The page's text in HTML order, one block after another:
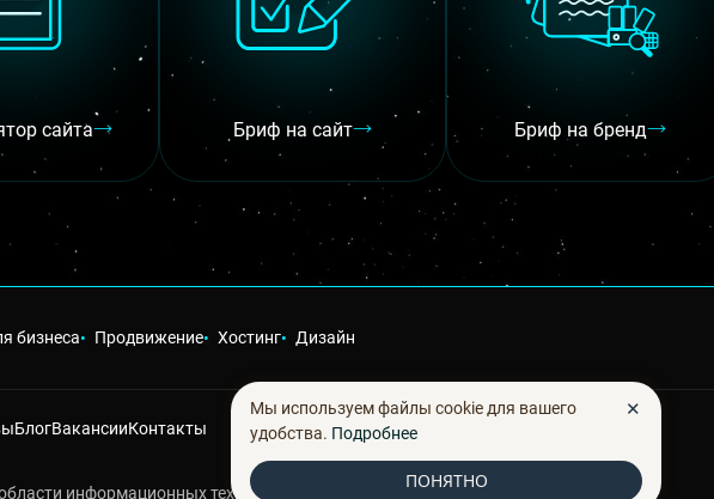
сайта Бриф на сайт Бриф на бренд
бизнеса Продвижение Хостинг Дизайн
БлогВакансииКонтакты
информационных технологий
Мы используем файлы cookie для вашего
удобства. Подробнее
✕
ПОНЯТНО